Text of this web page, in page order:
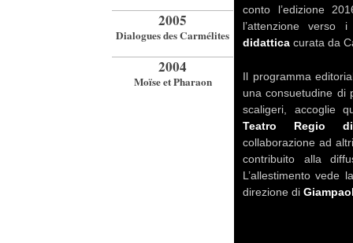
2005
Dialogues des Carmélites
2004
Moïse et Pharaon
conto l’edizione
l’attenzione
didattica curata da
Il programma
una consuetudine di
scaligeri, accoglie
Teatro Regio
collaborazione ad
contribuito alla
L’allestimento vede
direzione di